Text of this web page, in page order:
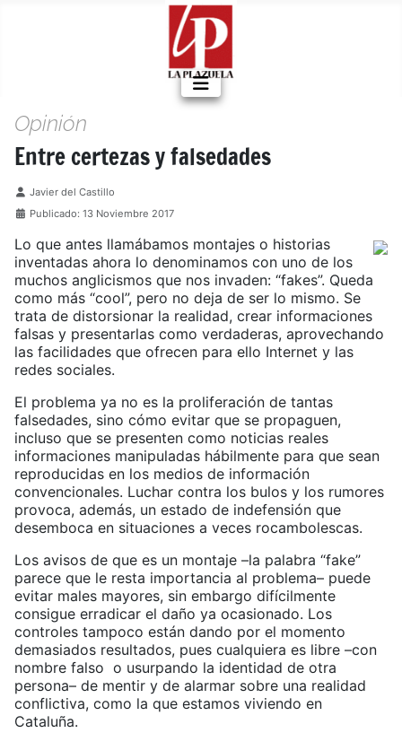
Opinión
Entre certezas y falsedades
Detalles
Javier del Castillo
Publicado: 13 Noviembre 2017
Lo que antes llamábamos montajes o historias
inventadas ahora lo denominamos con uno de los
muchos anglicismos que nos invaden: “fakes”. Queda
como más “cool”, pero no deja de ser lo mismo. Se
trata de distorsionar la realidad, crear informaciones
falsas y presentarlas como verdaderas, aprovechando
las facilidades que ofrecen para ello Internet y las
redes sociales.
El problema ya no es la proliferación de tantas
falsedades, sino cómo evitar que se propaguen,
incluso que se presenten como noticias reales
informaciones manipuladas hábilmente para que sean
reproducidas en los medios de información
convencionales. Luchar contra los bulos y los rumores
provoca, además, un estado de indefensión que
desemboca en situaciones a veces rocambolescas.
Los avisos de que es un montaje –la palabra “fake”
parece que le resta importancia al problema– puede
evitar males mayores, sin embargo difícilmente
consigue erradicar el daño ya ocasionado. Los
controles tampoco están dando por el momento
demasiados resultados, pues cualquiera es libre –con
nombre falso o usurpando la identidad de otra
persona– de mentir y de alarmar sobre una realidad
conflictiva, como la que estamos viviendo en
Cataluña.